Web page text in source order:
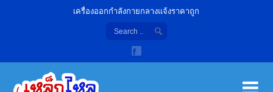
เครื่องออกกำลังกายกลางแจ้งราคาถูก